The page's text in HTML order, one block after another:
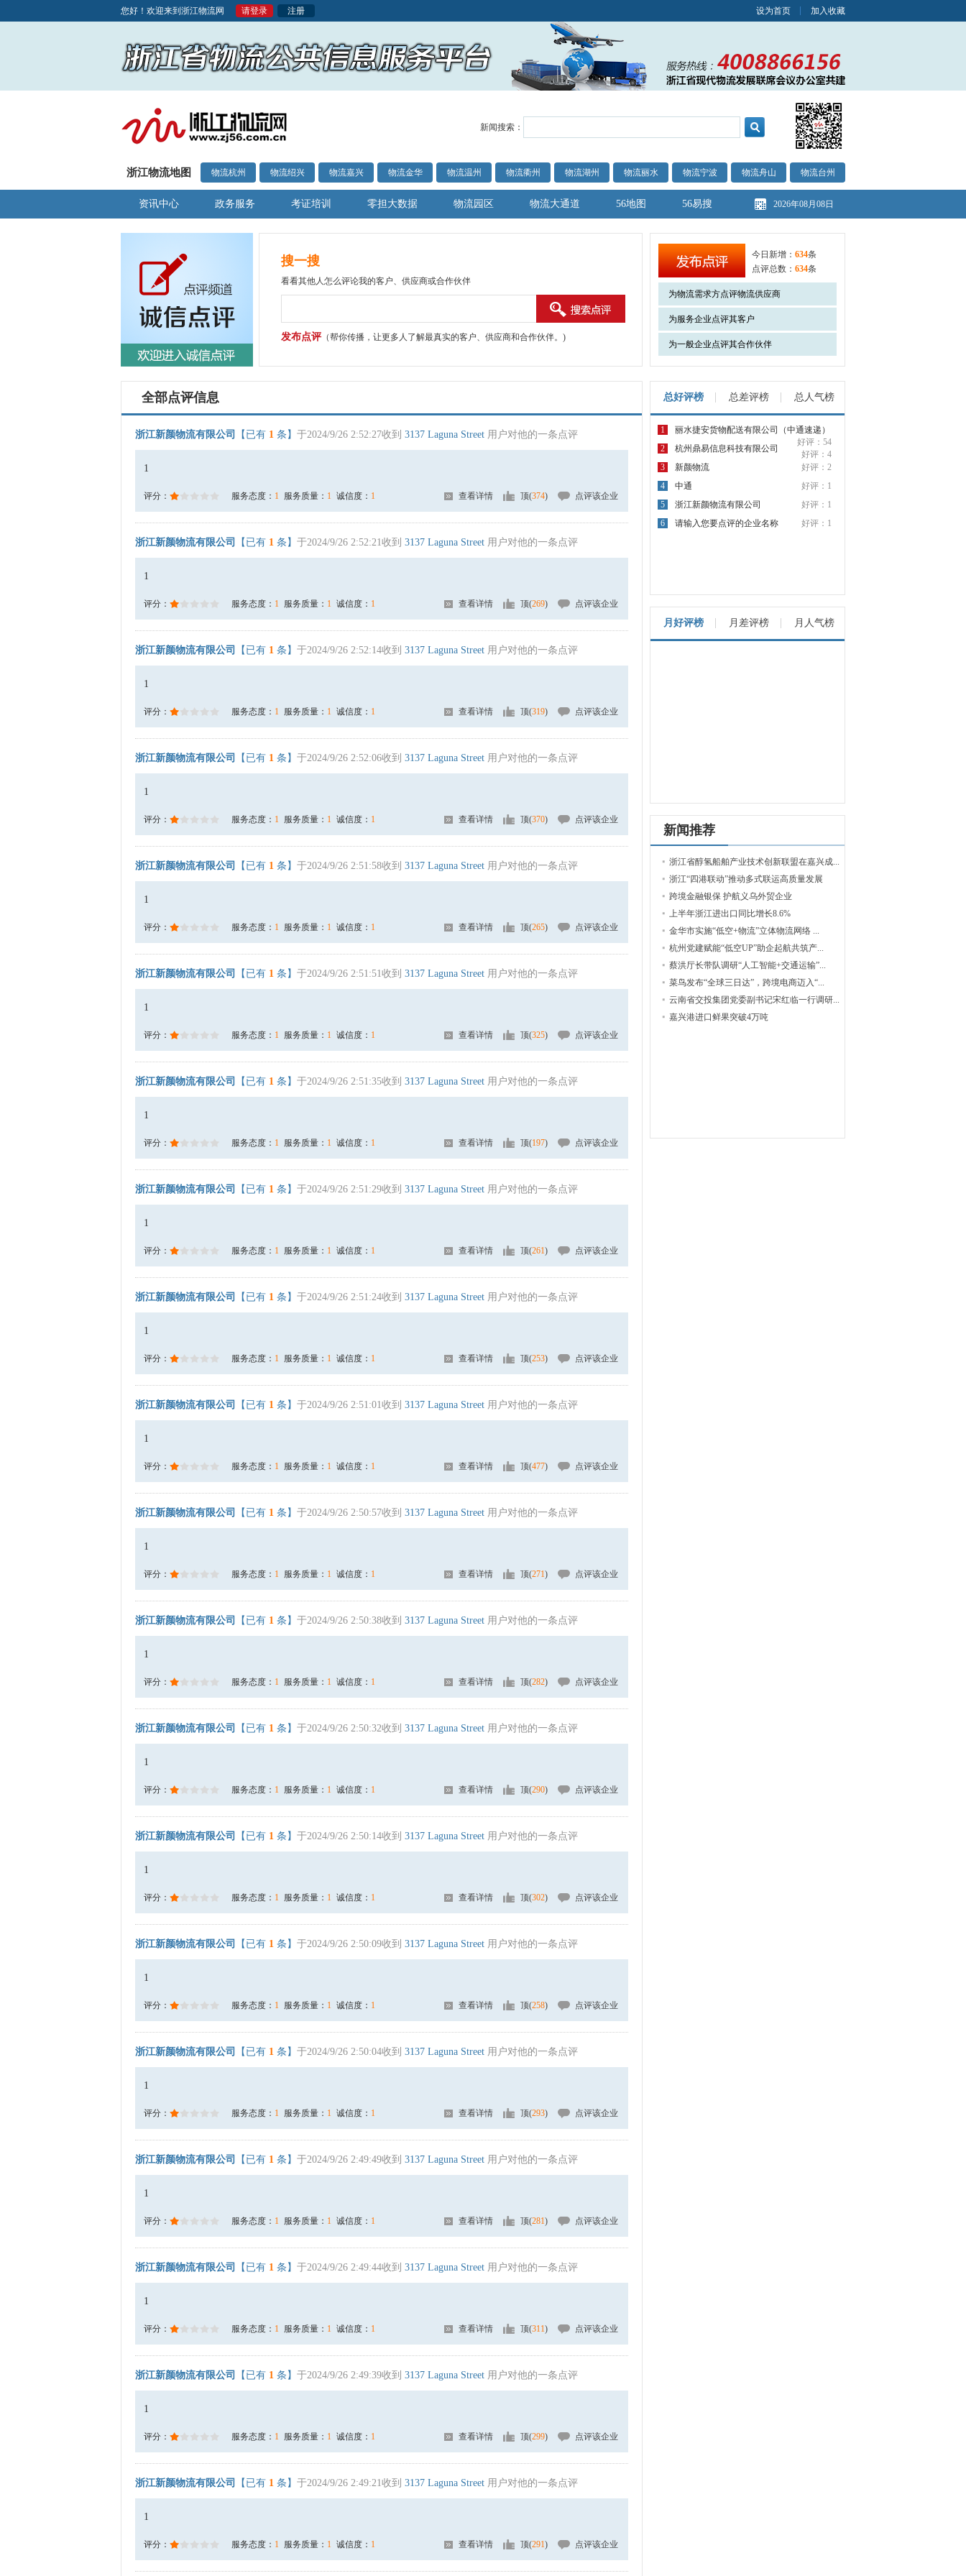
您好！欢迎来到浙江物流网 请登录 注册 设为首页 加入收藏
新闻搜索：
浙江物流地图 物流杭州 物流绍兴 物流嘉兴 物流金华 物流温州 物流衢州 物流湖州 物流丽水 物流宁波 物流舟山 物流台州
资讯中心 政务服务 考证培训 零担大数据 物流园区 物流大通道 56地图 56易搜 2026年08月08日
搜一搜
看看其他人怎么评论我的客户、供应商或合作伙伴
发布点评（帮你传播，让更多人了解最真实的客户、供应商和合作伙伴。)
今日新增： 634条
点评总数： 634条
为物流需求方点评物流供应商
为服务企业点评其客户
为一般企业点评其合作伙伴
全部点评信息
浙江新颜物流有限公司 【已有 1 条】 于2024/9/26 2:52:27收到 3137 Laguna Street 用户对他的一条点评
1
评分： 服务态度： 1 服务质量： 1 诚信度： 1 查看详情 顶(374) 点评该企业
浙江新颜物流有限公司 【已有 1 条】 于2024/9/26 2:52:21收到 3137 Laguna Street 用户对他的一条点评
1
评分： 服务态度： 1 服务质量： 1 诚信度： 1 查看详情 顶(269) 点评该企业
浙江新颜物流有限公司 【已有 1 条】 于2024/9/26 2:52:14收到 3137 Laguna Street 用户对他的一条点评
1
评分： 服务态度： 1 服务质量： 1 诚信度： 1 查看详情 顶(319) 点评该企业
浙江新颜物流有限公司 【已有 1 条】 于2024/9/26 2:52:06收到 3137 Laguna Street 用户对他的一条点评
1
评分： 服务态度： 1 服务质量： 1 诚信度： 1 查看详情 顶(370) 点评该企业
浙江新颜物流有限公司 【已有 1 条】 于2024/9/26 2:51:58收到 3137 Laguna Street 用户对他的一条点评
1
评分： 服务态度： 1 服务质量： 1 诚信度： 1 查看详情 顶(265) 点评该企业
浙江新颜物流有限公司 【已有 1 条】 于2024/9/26 2:51:51收到 3137 Laguna Street 用户对他的一条点评
1
评分： 服务态度： 1 服务质量： 1 诚信度： 1 查看详情 顶(325) 点评该企业
浙江新颜物流有限公司 【已有 1 条】 于2024/9/26 2:51:35收到 3137 Laguna Street 用户对他的一条点评
1
评分： 服务态度： 1 服务质量： 1 诚信度： 1 查看详情 顶(197) 点评该企业
浙江新颜物流有限公司 【已有 1 条】 于2024/9/26 2:51:29收到 3137 Laguna Street 用户对他的一条点评
1
评分： 服务态度： 1 服务质量： 1 诚信度： 1 查看详情 顶(261) 点评该企业
浙江新颜物流有限公司 【已有 1 条】 于2024/9/26 2:51:24收到 3137 Laguna Street 用户对他的一条点评
1
评分： 服务态度： 1 服务质量： 1 诚信度： 1 查看详情 顶(253) 点评该企业
浙江新颜物流有限公司 【已有 1 条】 于2024/9/26 2:51:01收到 3137 Laguna Street 用户对他的一条点评
1
评分： 服务态度： 1 服务质量： 1 诚信度： 1 查看详情 顶(477) 点评该企业
浙江新颜物流有限公司 【已有 1 条】 于2024/9/26 2:50:57收到 3137 Laguna Street 用户对他的一条点评
1
评分： 服务态度： 1 服务质量： 1 诚信度： 1 查看详情 顶(271) 点评该企业
浙江新颜物流有限公司 【已有 1 条】 于2024/9/26 2:50:38收到 3137 Laguna Street 用户对他的一条点评
1
评分： 服务态度： 1 服务质量： 1 诚信度： 1 查看详情 顶(282) 点评该企业
浙江新颜物流有限公司 【已有 1 条】 于2024/9/26 2:50:32收到 3137 Laguna Street 用户对他的一条点评
1
评分： 服务态度： 1 服务质量： 1 诚信度： 1 查看详情 顶(290) 点评该企业
浙江新颜物流有限公司 【已有 1 条】 于2024/9/26 2:50:14收到 3137 Laguna Street 用户对他的一条点评
1
评分： 服务态度： 1 服务质量： 1 诚信度： 1 查看详情 顶(302) 点评该企业
浙江新颜物流有限公司 【已有 1 条】 于2024/9/26 2:50:09收到 3137 Laguna Street 用户对他的一条点评
1
评分： 服务态度： 1 服务质量： 1 诚信度： 1 查看详情 顶(258) 点评该企业
浙江新颜物流有限公司 【已有 1 条】 于2024/9/26 2:50:04收到 3137 Laguna Street 用户对他的一条点评
1
评分： 服务态度： 1 服务质量： 1 诚信度： 1 查看详情 顶(293) 点评该企业
浙江新颜物流有限公司 【已有 1 条】 于2024/9/26 2:49:49收到 3137 Laguna Street 用户对他的一条点评
1
评分： 服务态度： 1 服务质量： 1 诚信度： 1 查看详情 顶(281) 点评该企业
浙江新颜物流有限公司 【已有 1 条】 于2024/9/26 2:49:44收到 3137 Laguna Street 用户对他的一条点评
1
评分： 服务态度： 1 服务质量： 1 诚信度： 1 查看详情 顶(311) 点评该企业
浙江新颜物流有限公司 【已有 1 条】 于2024/9/26 2:49:39收到 3137 Laguna Street 用户对他的一条点评
1
评分： 服务态度： 1 服务质量： 1 诚信度： 1 查看详情 顶(299) 点评该企业
浙江新颜物流有限公司 【已有 1 条】 于2024/9/26 2:49:21收到 3137 Laguna Street 用户对他的一条点评
1
评分： 服务态度： 1 服务质量： 1 诚信度： 1 查看详情 顶(291) 点评该企业
总好评榜 总差评榜 总人气榜
1
丽水捷安货物配送有限公司（中通速递）
好评：54
2 杭州鼎易信息科技有限公司
好评：4
3
新颜物流
好评：2
4
中通
好评：1
5
浙江新颜物流有限公司
好评：1
6
请输入您要点评的企业名称 好评：1
月好评榜 月差评榜 月人气榜
新闻推荐
浙江省醇氢船舶产业技术创新联盟在嘉兴成...
浙江“四港联动”推动多式联运高质量发展
跨境金融银保 护航义乌外贸企业
上半年浙江进出口同比增长8.6%
金华市实施“低空+物流”立体物流网络 ...
杭州党建赋能“低空UP”助企起航共筑产...
蔡洪厅长带队调研“人工智能+交通运输”...
菜鸟发布“全球三日达”，跨境电商迈入“...
云南省交投集团党委副书记宋红临一行调研...
嘉兴港进口鲜果突破4万吨